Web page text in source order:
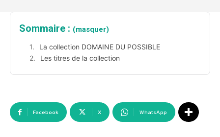
Sommaire : (masquer)
La collection DOMAINE DU POSSIBLE
Les titres de la collection
Facebook X WhatsApp